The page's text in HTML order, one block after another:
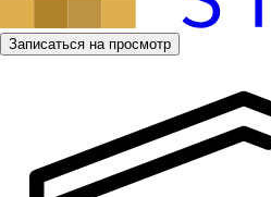
Записаться на просмотр